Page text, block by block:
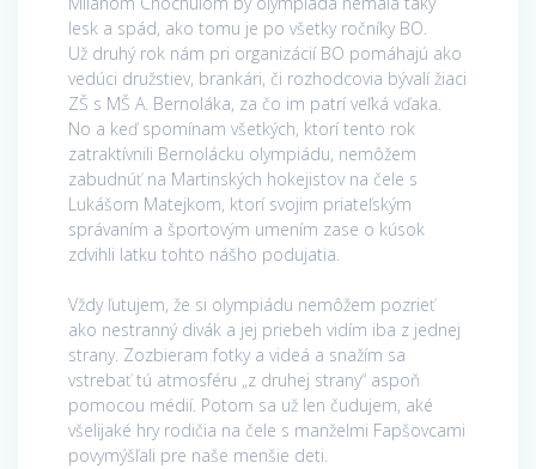
lesk a spád, ako tomu je po všetky ročníky BO.
Už druhý rok nám pri organizácií BO pomáhajú ako
vedúci družstiev, brankári, či rozhodcovia bývalí žiaci
ZŠ s MŠ A. Bernoláka, za čo im patrí veľká vďaka.
No a keď spomínam všetkých, ktorí tento rok
zatraktívnili Bernolácku olympiádu, nemôžem
zabudnúť na Martinských hokejistov na čele s
Lukášom Matejkom, ktorí svojim priateľským
správaním a športovým umením zase o kúsok
zdvihli latku tohto nášho podujatia.
Vždy ľutujem, že si olympiádu nemôžem pozrieť
ako nestranný divák a jej priebeh vidím iba z jednej
strany. Zozbieram fotky a videá a snažím sa
vstrebať tú atmosféru „z druhej strany“ aspoň
pomocou médií. Potom sa už len čudujem, aké
všelijaké hry rodičia na čele s manželmi Fapšovcami
povymýšľali pre naše menšie deti.